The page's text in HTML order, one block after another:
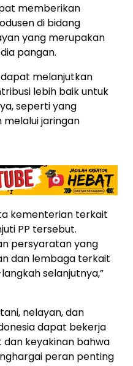
memberikan
di bidang
yang merupakan
pangan.
melanjutkan
lebih baik untuk
seperti yang
jaringan
kementerian terkait
PP tersebut.
persyaratan yang
dan lembaga terkait
selanjutnya,”
nelayan, dan
dapat bekerja
keyakinan bahwa
peran penting